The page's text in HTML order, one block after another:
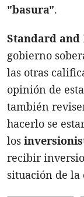
"basura".
Standard and
gobierno
las otras
opinión de
también
hacerlo se
los
recibir
situación de la